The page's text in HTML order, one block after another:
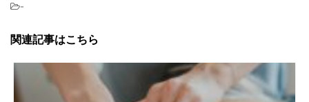
-
関連記事はこちら